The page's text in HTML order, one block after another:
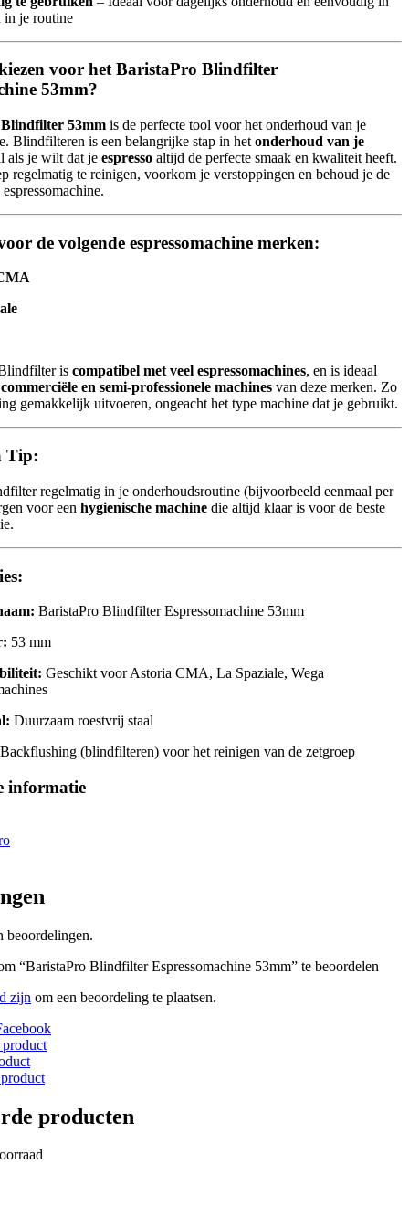
in je routine
voor het BaristaPro Blindfilter
53mm?
53mm is de perfecte tool voor het onderhoud van je
Blindfilteren is een belangrijke stap in het onderhoud van je
als je wilt dat je espresso altijd de perfecte smaak en kwaliteit heeft.
regelmatig te reinigen, voorkom je verstoppingen en behoud je de
de volgende espressomachine merken:
is compatibel met veel espressomachines, en is ideaal
en semi-professionele machines van deze merken. Zo
gemakkelijk uitvoeren, ongeacht het type machine dat je gebruikt.
Tip:
regelmatig in je onderhoudsroutine (bijvoorbeeld eenmaal per
voor een hygienische machine die altijd klaar is voor de beste
BaristaPro Blindfilter Espressomachine 53mm
53 mm
Geschikt voor Astoria CMA, La Spaziale, Wega
Duurzaam roestvrij staal
(blindfilteren) voor het reinigen van de zetgroep
informatie
beoordelingen.
“BaristaPro Blindfilter Espressomachine 53mm” te beoordelen
zijn om een beoordeling te plaatsen.
producten